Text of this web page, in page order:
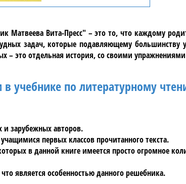
Матвеева Вита-Пресс"– это то, что каждому
задач, которые подавляющему большинству
– это отдельная история, со своими
учебнике по литературному
и зарубежных авторов.
первых классов прочитанного текста.
в данной книге имеется просто огромное
является особенностью данногорешебника.